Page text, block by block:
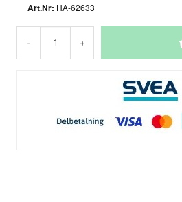
HA-62633
- +